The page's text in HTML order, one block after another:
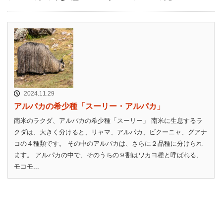
2024.11.29
アルパカの希少種「スーリー・アルパカ」
南米のラクダ、アルパカの希少種「スーリー」 南米に生息するラ
クダは、大きく分けると、リャマ、アルパカ、ビクーニャ、グアナ
コの４種類です。 その中のアルパカは、さらに２品種に分けられ
ます。 アルパカの中で、そのうちの９割はワカヨ種と呼ばれる、
モコモ...